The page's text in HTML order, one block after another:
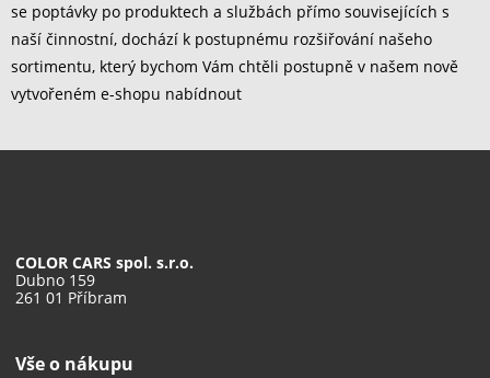
se poptávky po produktech a službách přímo souvisejících s
naší činnostní, dochází k postupnému rozšiřování našeho
sortimentu, který bychom Vám chtěli postupně v našem nově
vytvořeném e-shopu nabídnout
COLOR CARS spol. s.r.o.
Dubno 159
261 01 Příbram
Vše o nákupu